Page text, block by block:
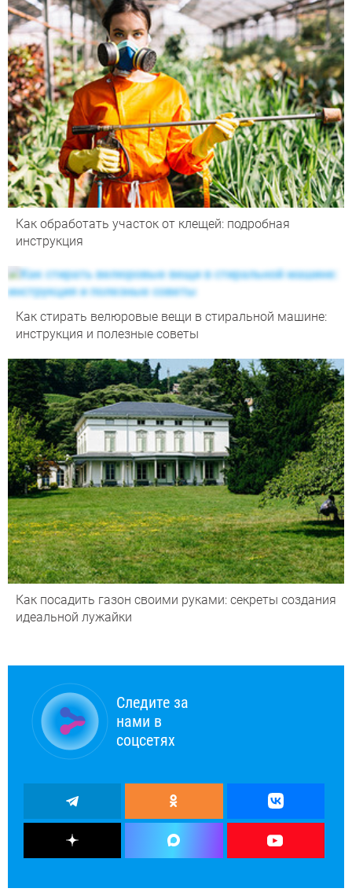
Как обработать участок от клещей: подробная
инструкция
Как стирать велюровые вещи в стиральной машине:
инструкция и полезные советы
Как посадить газон своими руками: секреты создания
идеальной лужайки
Следите за
нами в
соцсетях